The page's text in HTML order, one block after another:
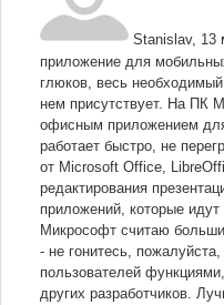
Stanislav, 13
приложение для
глюков, весь
нем присутствует. На ПК
офисным приложением
работает быстро, не
от Microsoft Office,
редактирования
приложений, которые
Микрософт считаю
- не гонитесь,
пользователей
других разработчиков.